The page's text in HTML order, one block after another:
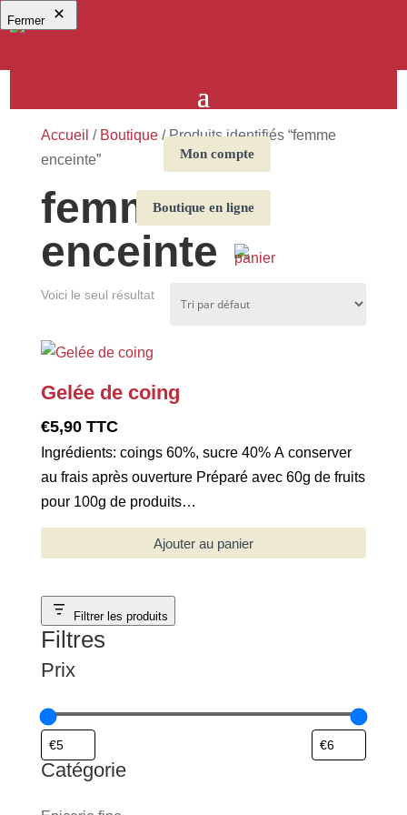
Mon compte
Boutique en ligne
Accueil / Boutique/ Produits identifiés “femme
enceinte”
femme
enceinte
Voici le seul résultat
Gelée de coing
€5,90 TTC
Ingrédients: coings 60%, sucre 40% A conserver
au frais après ouverture Préparé avec 60g de fruits
pour 100g de produits…
Ajouter au panier
Filtrer les produits
Fermer
Filtres
Prix
Catégorie
Catégorie